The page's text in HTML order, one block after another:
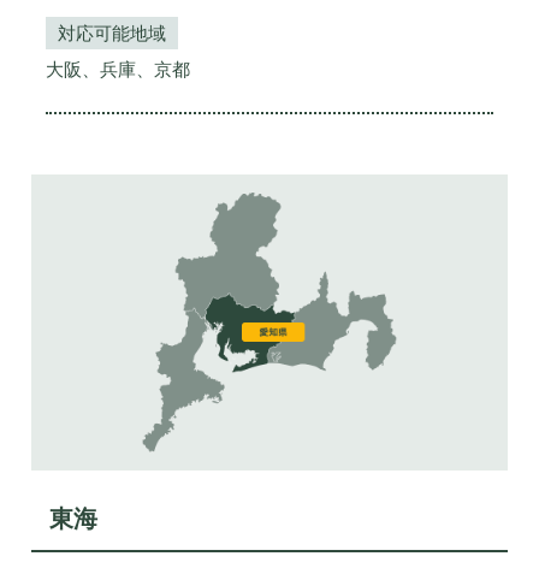
対応可能地域
大阪、兵庫、京都
東海